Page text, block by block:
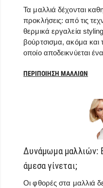
Τα μαλλιά δέχονται
προκλήσεις: από τις
θερμικά εργαλεία
βούρτσισμα, ακόμα και
οποίο αποδεικνύεται
ΠΕΡΙΠΟΊΗΣΗ ΜΑΛΛΙΏΝ
Δυνάμωμα μαλλιών:
άμεσα γίνεται;
Οι φθορές στα μαλλιά